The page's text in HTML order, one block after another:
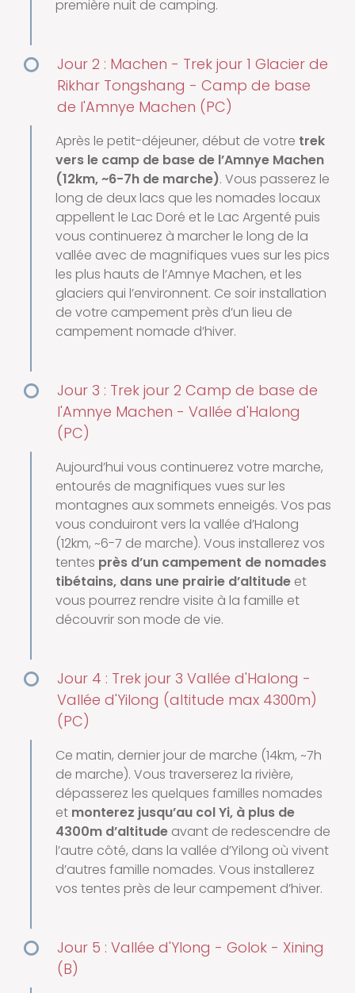
première nuit de camping.
Jour 2 : Machen - Trek jour 1 Glacier de
Rikhar Tongshang - Camp de base
de l'Amnye Machen (PC)
Après le petit-déjeuner, début de votre trek
vers le camp de base de l’Amnye Machen
(12km, ~6-7h de marche). Vous passerez le
long de deux lacs que les nomades locaux
appellent le Lac Doré et le Lac Argenté puis
vous continuerez à marcher le long de la
vallée avec de magnifiques vues sur les pics
les plus hauts de l’Amnye Machen, et les
glaciers qui l’environnent. Ce soir installation
de votre campement près d’un lieu de
campement nomade d’hiver.
Jour 3 : Trek jour 2 Camp de base de
l'Amnye Machen - Vallée d'Halong
(PC)
Aujourd’hui vous continuerez votre marche,
entourés de magnifiques vues sur les
montagnes aux sommets enneigés. Vos pas
vous conduiront vers la vallée d’Halong
(12km, ~6-7 de marche). Vous installerez vos
tentes près d’un campement de nomades
tibétains, dans une prairie d’altitude et
vous pourrez rendre visite à la famille et
découvrir son mode de vie.
Jour 4 : Trek jour 3 Vallée d'Halong -
Vallée d'Yilong (altitude max 4300m)
(PC)
Ce matin, dernier jour de marche (14km, ~7h
de marche). Vous traverserez la rivière,
dépasserez les quelques familles nomades
et monterez jusqu’au col Yi, à plus de
4300m d’altitude avant de redescendre de
l’autre côté, dans la vallée d’Yilong où vivent
d’autres famille nomades. Vous installerez
vos tentes près de leur campement d’hiver.
Jour 5 : Vallée d'Ylong - Golok - Xining
(B)